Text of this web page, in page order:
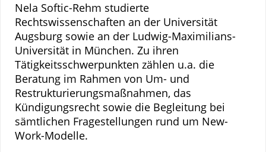
Nela Softic-Rehm studierte
Rechtswissenschaften an der Universität
Augsburg sowie an der Ludwig-Maximilians-
Universität in München. Zu ihren
Tätigkeitsschwerpunkten zählen u.a. die
Beratung im Rahmen von Um- und
Restrukturierungsmaßnahmen, das
Kündigungsrecht sowie die Begleitung bei
sämtlichen Fragestellungen rund um New-
Work-Modelle.